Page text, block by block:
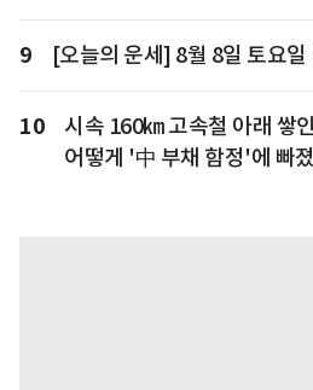
9 [오늘의 운세] 8월 8일 토요
10
시속 160㎞ 고속철 아래 쌓
어떻게 '中 부채 함정'에 빠